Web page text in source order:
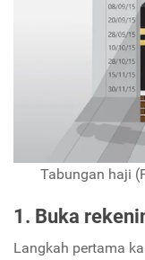
Tabungan haji
1. Buka
Langkah pertama